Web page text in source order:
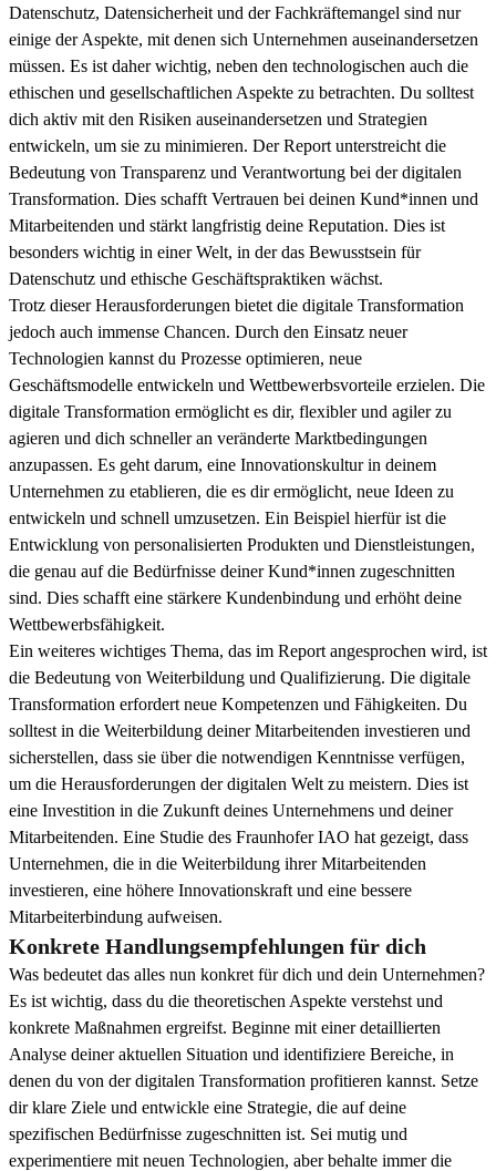
Datenschutz, Datensicherheit und der Fachkräftemangel sind nur
einige der Aspekte, mit denen sich Unternehmen auseinandersetzen
müssen. Es ist daher wichtig, neben den technologischen auch die
ethischen und gesellschaftlichen Aspekte zu betrachten. Du solltest
dich aktiv mit den Risiken auseinandersetzen und Strategien
entwickeln, um sie zu minimieren. Der Report unterstreicht die
Bedeutung von Transparenz und Verantwortung bei der digitalen
Transformation. Dies schafft Vertrauen bei deinen Kund*innen und
Mitarbeitenden und stärkt langfristig deine Reputation. Dies ist
besonders wichtig in einer Welt, in der das Bewusstsein für
Datenschutz und ethische Geschäftspraktiken wächst.
Trotz dieser Herausforderungen bietet die digitale Transformation
jedoch auch immense Chancen. Durch den Einsatz neuer
Technologien kannst du Prozesse optimieren, neue
Geschäftsmodelle entwickeln und Wettbewerbsvorteile erzielen. Die
digitale Transformation ermöglicht es dir, flexibler und agiler zu
agieren und dich schneller an veränderte Marktbedingungen
anzupassen. Es geht darum, eine Innovationskultur in deinem
Unternehmen zu etablieren, die es dir ermöglicht, neue Ideen zu
entwickeln und schnell umzusetzen. Ein Beispiel hierfür ist die
Entwicklung von personalisierten Produkten und Dienstleistungen,
die genau auf die Bedürfnisse deiner Kund*innen zugeschnitten
sind. Dies schafft eine stärkere Kundenbindung und erhöht deine
Wettbewerbsfähigkeit.
Ein weiteres wichtiges Thema, das im Report angesprochen wird, ist
die Bedeutung von Weiterbildung und Qualifizierung. Die digitale
Transformation erfordert neue Kompetenzen und Fähigkeiten. Du
solltest in die Weiterbildung deiner Mitarbeitenden investieren und
sicherstellen, dass sie über die notwendigen Kenntnisse verfügen,
um die Herausforderungen der digitalen Welt zu meistern. Dies ist
eine Investition in die Zukunft deines Unternehmens und deiner
Mitarbeitenden. Eine Studie des Fraunhofer IAO hat gezeigt, dass
Unternehmen, die in die Weiterbildung ihrer Mitarbeitenden
investieren, eine höhere Innovationskraft und eine bessere
Mitarbeiterbindung aufweisen.
Konkrete Handlungsempfehlungen für dich
Was bedeutet das alles nun konkret für dich und dein Unternehmen?
Es ist wichtig, dass du die theoretischen Aspekte verstehst und
konkrete Maßnahmen ergreifst. Beginne mit einer detaillierten
Analyse deiner aktuellen Situation und identifiziere Bereiche, in
denen du von der digitalen Transformation profitieren kannst. Setze
dir klare Ziele und entwickle eine Strategie, die auf deine
spezifischen Bedürfnisse zugeschnitten ist. Sei mutig und
experimentiere mit neuen Technologien, aber behalte immer die